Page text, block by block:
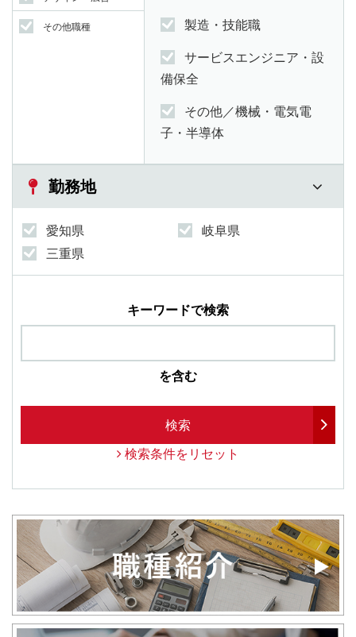
その他職種 製造・技能職
サービスエンジニア・設
備保全
その他／機械・電気電
子・半導体
勤務地
愛知県
岐阜県
三重県
キーワードで検索
を含む
検索
検索条件をリセット